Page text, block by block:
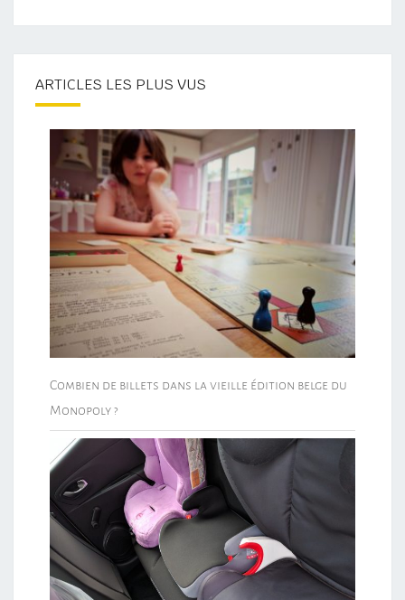
ARTICLES LES PLUS VUS
Combien de billets dans la vieille édition belge du
Monopoly ?